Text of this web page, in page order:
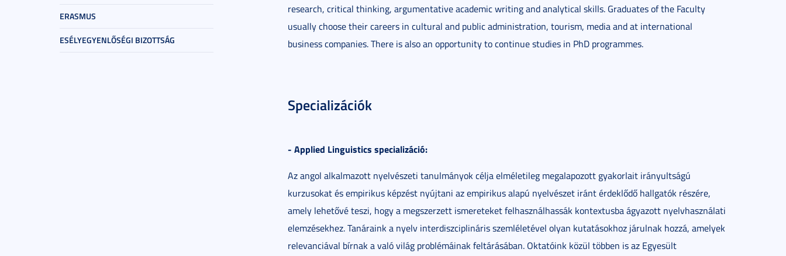
ERASMUS
ESÉLYEGYENLŐSÉGI BIZOTTSÁG
research, critical thinking, argumentative academic writing and analytical skills. Graduates of the Faculty
usually choose their careers in cultural and public administration, tourism, media and at international
business companies. There is also an opportunity to continue studies in PhD programmes.
Specializációk
- Applied Linguistics specializáció:
Az angol alkalmazott nyelvészeti tanulmányok célja elméletileg megalapozott gyakorlait irányultságú
kurzusokat és empirikus képzést nyújtani az empirikus alapú nyelvészet iránt érdeklődő hallgatók részére,
amely lehetővé teszi, hogy a megszerzett ismereteket felhasználhassák kontextusba ágyazott nyelvhasználati
elemzésekhez. Tanáraink a nyelv interdiszciplináris szemléletével olyan kutatásokhoz járulnak hozzá, amelyek
relevanciával bírnak a való világ problémáinak feltárásában. Oktatóink közül többen is az Egyesült